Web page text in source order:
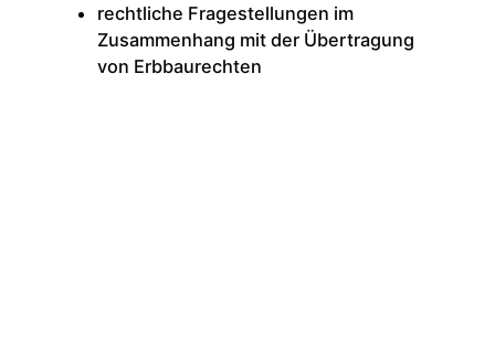
rechtliche Fragestellungen im
Zusammenhang mit der Übertragung
von Erbbaurechten